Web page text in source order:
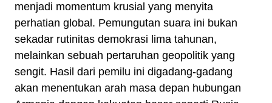
menjadi momentum krusial yang menyita
perhatian global. Pemungutan suara ini bukan
sekadar rutinitas demokrasi lima tahunan,
melainkan sebuah pertaruhan geopolitik yang
sengit. Hasil dari pemilu ini digadang-gadang
akan menentukan arah masa depan hubungan